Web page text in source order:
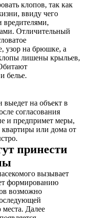
клопов, так как
ввиду чего
вредителями,
Отличительный
узор на брюшке, а
лишены крыльев,
белье.
на объект в
согласования
и предпримет меры,
квартиры или дома от
принести
вызывает
формированию
возможно
Далее